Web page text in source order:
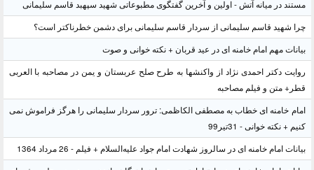
مستند در میانه آتش - اولین و آخرین گفتگوی مطبوعاتی شهید سپهبد قاسم سلیمانی
چرا شهید قاسم سلیمانی از سردار قاسم سلیمانی برای دشمن خطرناکتر است؟
بیانات مهم امام خامنه ای در عید قربان + نکته خوانی و صوت
روایت دکتر احمدی نژاد از واکنشها به طرح صلح عربستان و یمن در مصاحبه با العربی
قطر+ متن و فیلم مصاحبه
امام خامنه ای خطاب به مصطفی الکاظمی: ترور سردار سلیمانی را هرگز فراموش نمی
کنیم + نکته خوانی - 31تیر99
بیانات امام خامنه ای در سالروز شهادت امام جواد علیه‌السلام + فیلم - 26 مرداد 1364